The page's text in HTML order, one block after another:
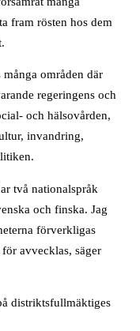
fram rösten hos dem
områden där
regeringens och
och hälsovården,
invandring,
två nationalspråk
och finska. Jag
förverkligas
avvecklas, säger
distriktsfullmäktiges